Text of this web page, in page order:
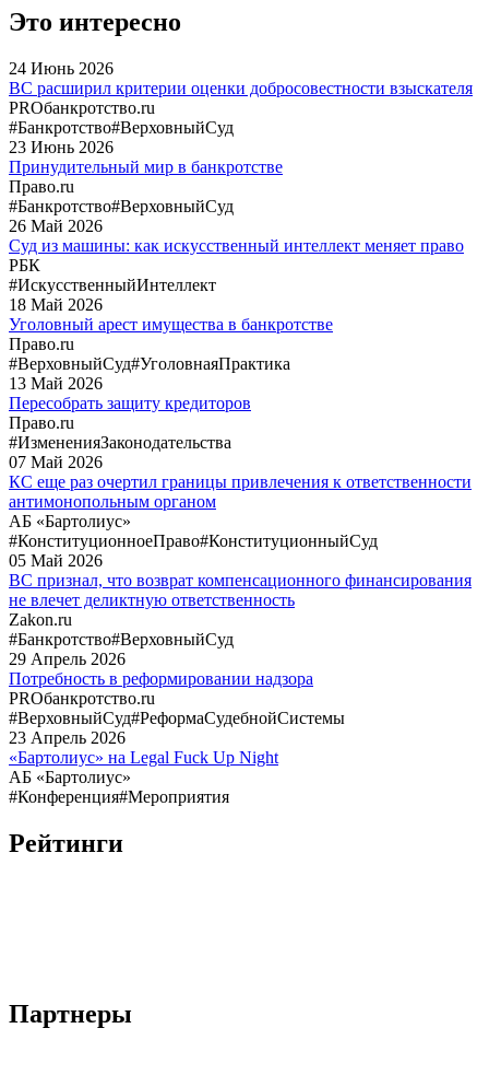
Это интересно
24 Июнь 2026
ВС расширил критерии оценки добросовестности взыскателя
PROбанкротство.ru
#Банкротство#ВерховныйСуд
23 Июнь 2026
Принудительный мир в банкротстве
Право.ru
#Банкротство#ВерховныйСуд
26 Май 2026
Суд из машины: как искусственный интеллект меняет право
РБК
#ИскусственныйИнтеллект
18 Май 2026
Уголовный арест имущества в банкротстве
Право.ru
#ВерховныйСуд#УголовнаяПрактика
13 Май 2026
Пересобрать защиту кредиторов
Право.ru
#ИзмененияЗаконодательства
07 Май 2026
КС еще раз очертил границы привлечения к ответственности
антимонопольным органом
АБ «Бартолиус»
#КонституционноеПраво#КонституционныйСуд
05 Май 2026
ВС признал, что возврат компенсационного финансирования
не влечет деликтную ответственность
Zakon.ru
#Банкротство#ВерховныйСуд
29 Апрель 2026
Потребность в реформировании надзора
PROбанкротство.ru
#ВерховныйСуд#РеформаСудебнойСистемы
23 Апрель 2026
«Бартолиус» на Legal Fuck Up Night
АБ «Бартолиус»
#Конференция#Мероприятия
Рейтинги
Партнеры